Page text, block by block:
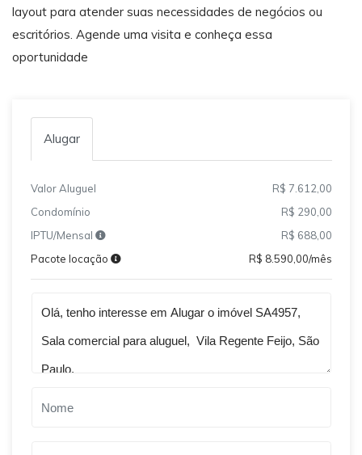
layout para atender suas necessidades de negócios ou
escritórios. Agende uma visita e conheça essa
oportunidade
Alugar
Valor Aluguel
R$ 7.612,00
Condomínio
R$ 290,00
IPTU/Mensal
R$ 688,00
Pacote locação
R$ 8.590,00/mês